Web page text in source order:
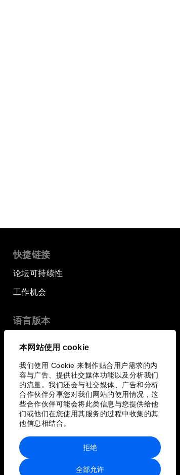
本网站使用 cookie
我们使用 Cookie 来制作贴合用户需求的内
容与广告、提供社交媒体功能以及分析我们
的流量。我们还会与社交媒体、广告和分析
合作伙伴分享您对我们网站的使用情况，这
些合作伙伴可能会将此类信息与您提供给他
们或他们在您使用其服务的过程中收集的其
他信息相结合。
全部允许
拒绝
快捷链接
论坛可持续性
工作机会
语言版本